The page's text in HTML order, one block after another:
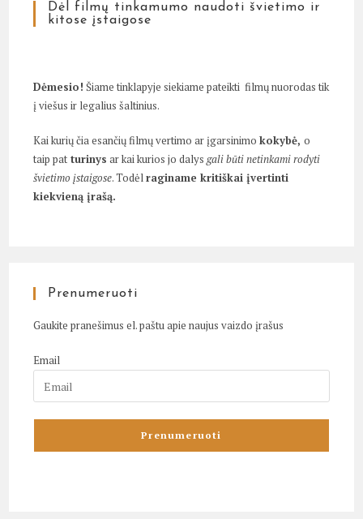
Dėl filmų tinkamumo naudoti švietimo ir
kitose įstaigose
Dėmesio! Šiame tinklapyje siekiame pateikti filmų nuorodas tik
į viešus ir legalius šaltinius.
Kai kurių čia esančių filmų vertimo ar įgarsinimokokybė,o
taip pat turinys ar kai kurios jo dalysgali būti netinkami rodyti
švietimo įstaigose. Todėlraginame kritiškai įvertinti
kiekvieną įrašą.
Prenumeruoti
Gaukite pranešimus el. paštu apie naujus vaizdo įrašus
Email